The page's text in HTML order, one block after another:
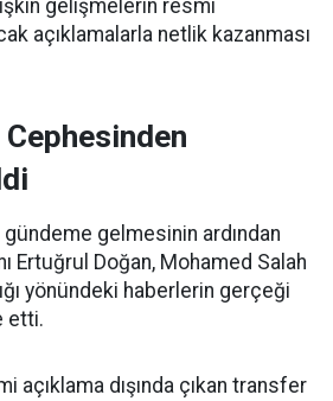
gelişmelerin resmi
açıklamalarla netlik kazanması
gündeme gelmesinin ardından
Ertuğrul Doğan, Mohamed Salah
yönündeki haberlerin gerçeği
etti.
açıklama dışında çıkan transfer